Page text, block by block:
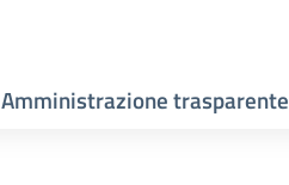
Amministrazione trasparente